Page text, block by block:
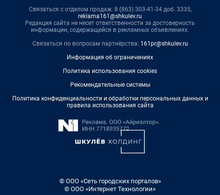
Связаться с отделом продаж: 8 (863) 303-41-34 доб. 3335,
reklama161@shkulev.ru
Редакция сайта не несет ответственности за достоверность
информации, содержащейся в рекламных объявлениях.
Связаться по вопросам партнёрства: 161pr@shkulev.ru
Информация об ограничениях
Политика использования cookies
Рекомендательные системы
Политика конфиденциальности и обработки персональных данных и
правила использования сайта
© ООО «Сеть городских порталов»
© ООО «Интернет Технологии»